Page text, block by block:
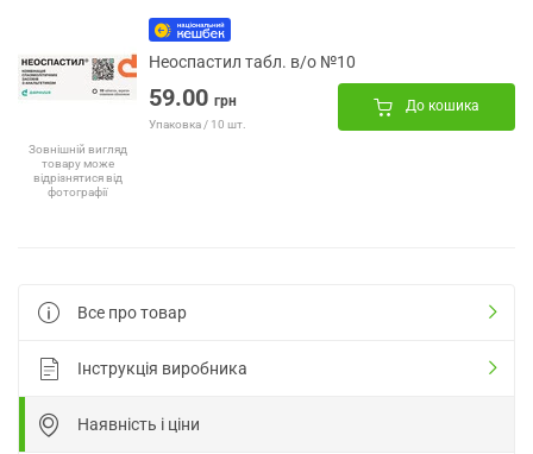
Зовнішній вигляд
товару може
відрізнятися від
фотографії
Неоспастил табл. в/о №10
59.00 грн
Упаковка / 10 шт.
До кошика
Все про товар
Інструкція виробника
Наявність і ціни